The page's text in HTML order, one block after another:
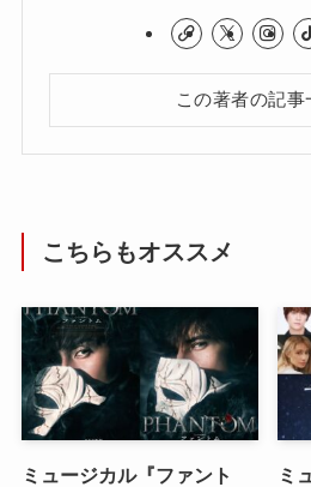
この著者の記事
こちらもオススメ
ミュージカル『ファント
ミ